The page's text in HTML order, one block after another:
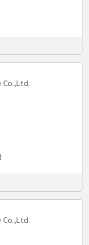
Co.,Ltd.
Co.,Ltd.